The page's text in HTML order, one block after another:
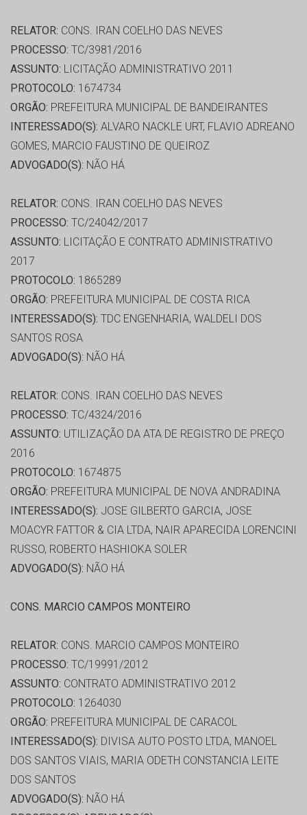
RELATOR: CONS. IRAN COELHO DAS NEVES
PROCESSO: TC/3981/2016
ASSUNTO: LICITAÇÃO ADMINISTRATIVO 2011
PROTOCOLO: 1674734
ORGÃO: PREFEITURA MUNICIPAL DE BANDEIRANTES
INTERESSADO(S): ALVARO NACKLE URT, FLAVIO ADREANO
GOMES, MARCIO FAUSTINO DE QUEIROZ
ADVOGADO(S): NÃO HÁ
RELATOR: CONS. IRAN COELHO DAS NEVES
PROCESSO: TC/24042/2017
ASSUNTO: LICITAÇÃO E CONTRATO ADMINISTRATIVO
2017
PROTOCOLO: 1865289
ORGÃO: PREFEITURA MUNICIPAL DE COSTA RICA
INTERESSADO(S): TDC ENGENHARIA, WALDELI DOS
SANTOS ROSA
ADVOGADO(S): NÃO HÁ
RELATOR: CONS. IRAN COELHO DAS NEVES
PROCESSO: TC/4324/2016
ASSUNTO: UTILIZAÇÃO DA ATA DE REGISTRO DE PREÇO
2016
PROTOCOLO: 1674875
ORGÃO: PREFEITURA MUNICIPAL DE NOVA ANDRADINA
INTERESSADO(S): JOSE GILBERTO GARCIA, JOSE
MOACYR FATTOR & CIA LTDA, NAIR APARECIDA LORENCINI
RUSSO, ROBERTO HASHIOKA SOLER
ADVOGADO(S): NÃO HÁ
CONS. MARCIO CAMPOS MONTEIRO
RELATOR: CONS. MARCIO CAMPOS MONTEIRO
PROCESSO: TC/19991/2012
ASSUNTO: CONTRATO ADMINISTRATIVO 2012
PROTOCOLO: 1264030
ORGÃO: PREFEITURA MUNICIPAL DE CARACOL
INTERESSADO(S): DIVISA AUTO POSTO LTDA, MANOEL
DOS SANTOS VIAIS, MARIA ODETH CONSTANCIA LEITE
DOS SANTOS
ADVOGADO(S): NÃO HÁ